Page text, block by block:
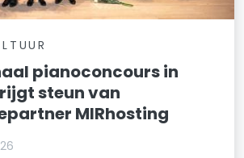
pianoconcours in
steun van
MIRhosting